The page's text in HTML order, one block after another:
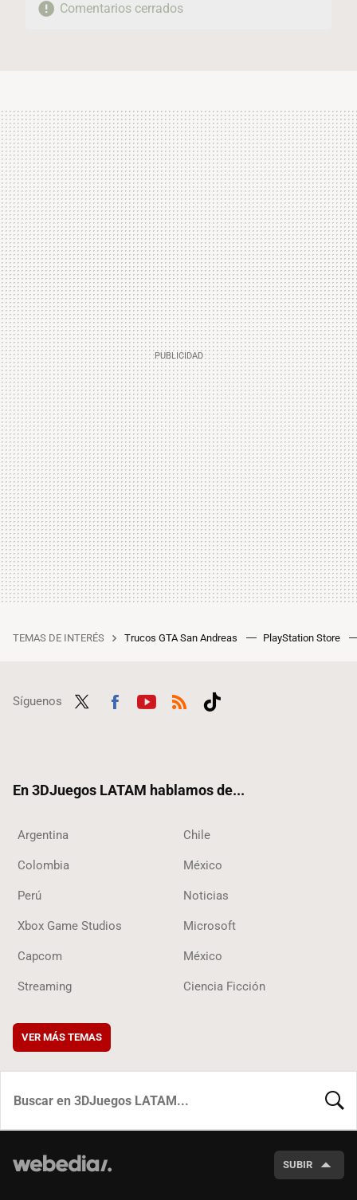
Comentarios cerrados
TEMAS DE INTERÉS Trucos GTA San Andreas PlayStation Store
Síguenos
En 3DJuegos LATAM hablamos de...
Argentina Chile
Colombia México
Perú Noticias
Xbox Game Studios Microsoft
Capcom México
Streaming Ciencia Ficción
VER MÁS TEMAS
SUBIR